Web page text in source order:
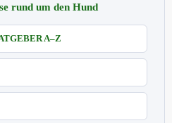
rund um den Hund
A–Z